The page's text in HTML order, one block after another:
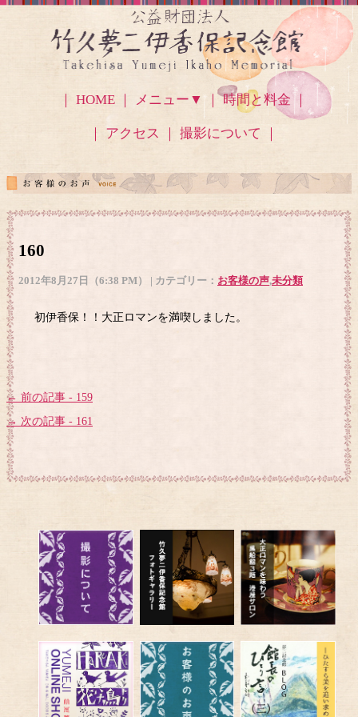
｜ HOME ｜ メニュー▼ ｜ 時間と料金 ｜
｜ アクセス ｜ 撮影について ｜
160
2012年8月27日（6:38 PM） | カテゴリー： お客様の声,未分類
初伊香保！！大正ロマンを満喫しました。
← 前の記事 - 159
→ 次の記事 - 161